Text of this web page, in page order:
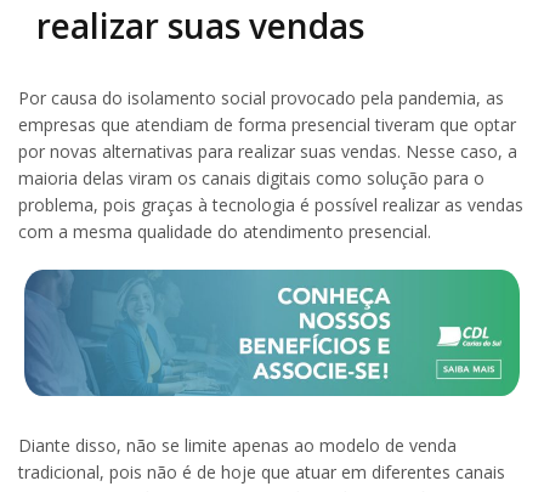
realizar suas vendas
Por causa do isolamento social provocado pela pandemia, as
empresas que atendiam de forma presencial tiveram que optar
por novas alternativas para realizar suas vendas. Nesse caso, a
maioria delas viram os canais digitais como solução para o
problema, pois graças à tecnologia é possível realizar as vendas
com a mesma qualidade do atendimento presencial.
Diante disso, não se limite apenas ao modelo de venda
tradicional, pois não é de hoje que atuar em diferentes canais